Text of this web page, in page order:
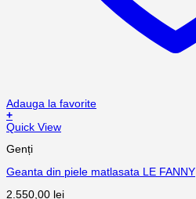
Adauga la favorite
+
Quick View
Genți
Geanta din piele matlasata LE FANNY
2.550,00 lei